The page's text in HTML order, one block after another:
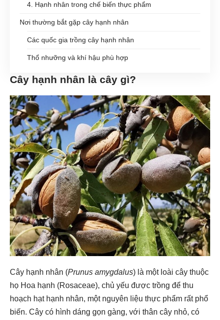
4. Hạnh nhân trong chế biến thực phẩm
Nơi thường bắt gặp cây hạnh nhân
Các quốc gia trồng cây hạnh nhân
Thổ nhưỡng và khí hậu phù hợp
Cây hạnh nhân là cây gì?
Cây hạnh nhân (Prunus amygdalus) là một loài cây thuộc
họ Hoa hạnh (Rosaceae), chủ yếu được trồng để thu
hoạch hạt hạnh nhân, một nguyên liệu thực phẩm rất phổ
biến. Cây có hình dáng gọn gàng, với thân cây nhỏ, có